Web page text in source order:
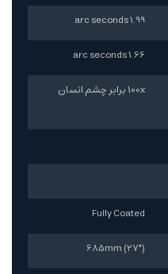
1.99 arc seconds
1.66 arc seconds
100x برابر چشم انسان
Fully Coated
685mm (27")